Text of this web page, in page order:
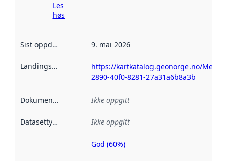
Les mer om
høsting her
Sist oppdatert 9. mai 2026
Landingsside
https://kartkatalog.geonorge.no/
2890-40f0-8281-27a31a6b8a3b
Dokumentasjon Ikke oppgitt
Datasettype Ikke oppgitt
Metadatakvalitet
God (60%)